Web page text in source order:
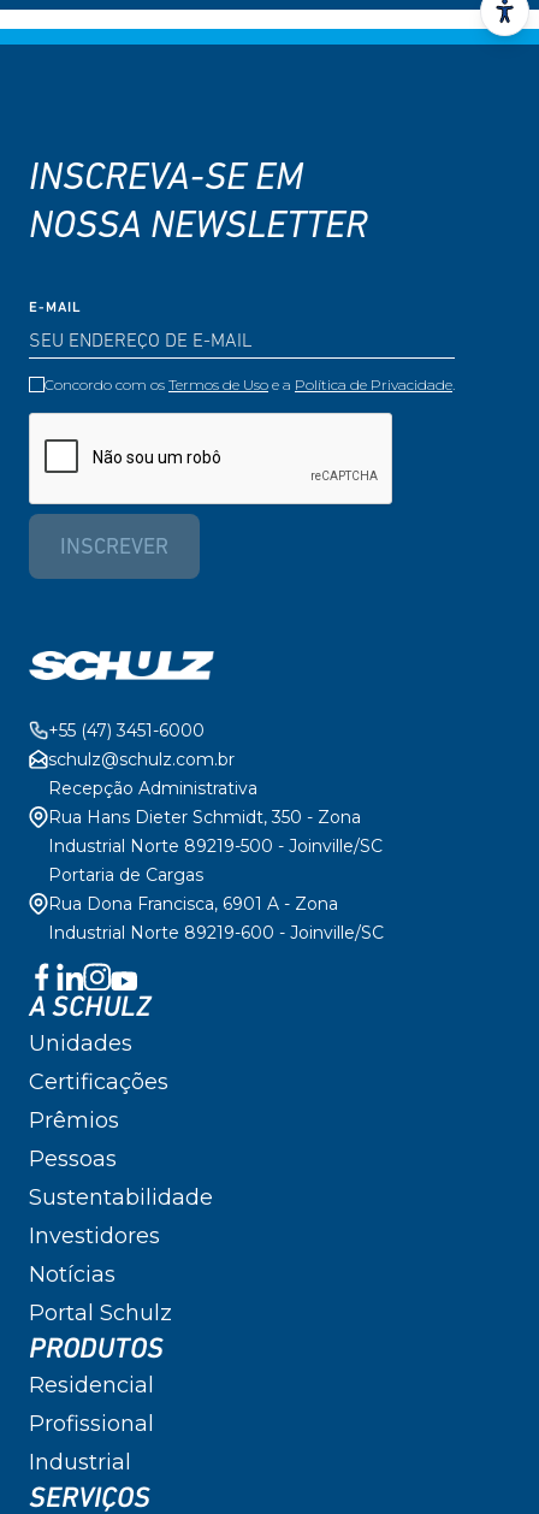
INSCREVA-SE EM
NOSSA NEWSLETTER
E-MAIL
Concordo com os Termos de Uso e a Política de Privacidade.
INSCREVER
+55 (47) 3451-6000
schulz@schulz.com.br
Recepção Administrativa
Rua Hans Dieter Schmidt, 350 - Zona
Industrial Norte 89219-500 - Joinville/SC
Portaria de Cargas
Rua Dona Francisca, 6901 A - Zona
Industrial Norte 89219-600 - Joinville/SC
A SCHULZ
Unidades
Certificações
Prêmios
Pessoas
Sustentabilidade
Investidores
Notícias
Portal Schulz
PRODUTOS
Residencial
Profissional
Industrial
SERVIÇOS